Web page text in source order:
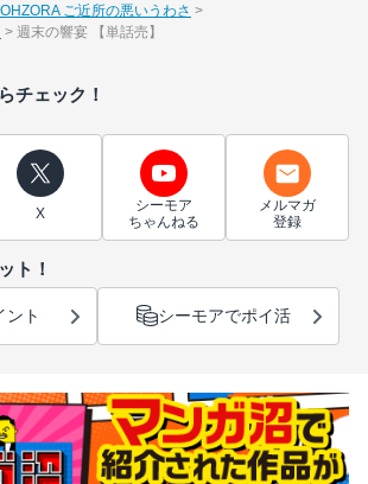
OHZORA ご近所の悪いうわさ
週末の響宴 【単話売】
チェック！
X
シーモア
ちゃんねる
メルマガ
登録
ト！
ント シーモアでポイ活